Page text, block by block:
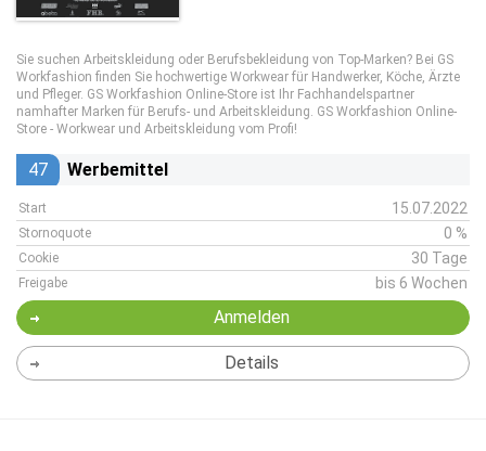
Sie suchen Arbeitskleidung oder Berufsbekleidung von Top-Marken? Bei GS
Workfashion finden Sie hochwertige Workwear für Handwerker, Köche, Ärzte
und Pfleger. GS Workfashion Online-Store ist Ihr Fachhandelspartner
namhafter Marken für Berufs- und Arbeitskleidung. GS Workfashion Online-
Store - Workwear und Arbeitskleidung vom Profi!
47 Werbemittel
Start 15.07.2022
Stornoquote 0 %
Cookie 30 Tage
Freigabe bis 6 Wochen
Anmelden
Details